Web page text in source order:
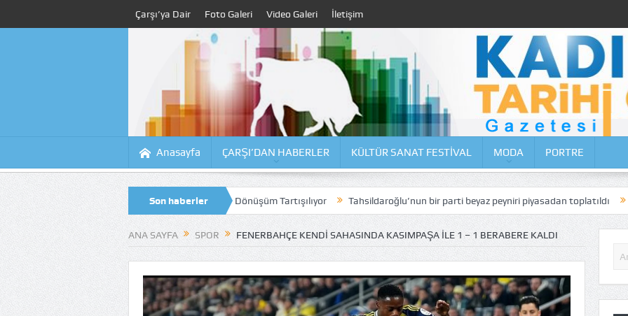
Çarşı’ya Dair Foto Galeri Video Galeri İletişim
Anasayfa ÇARŞI’DAN HABERLER KÜLTÜR SANAT FESTİVAL MODA PORTRE
Son haberler
Çalışmalar Sürüyor, Kıyıdaki Dönüşüm Tartışılıyor Tahsildaroğlu’nun bir parti beyaz peyniri piyasadan toplatıldı Moda
ANA SAYFA SPOR FENERBAHÇE KENDI SAHASINDA KASIMPAŞA ILE 1 – 1 BERABERE KALDI